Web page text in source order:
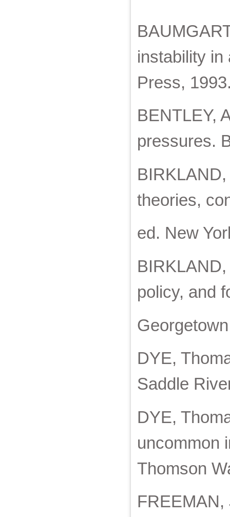
instability
Press,
BENTLEY,
pressures.
theories,
ed. New
policy, and
DYE,
Saddle
DYE,
uncommon
Thomson
FREEMAN,